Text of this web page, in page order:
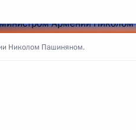
Николом Пашиняном.